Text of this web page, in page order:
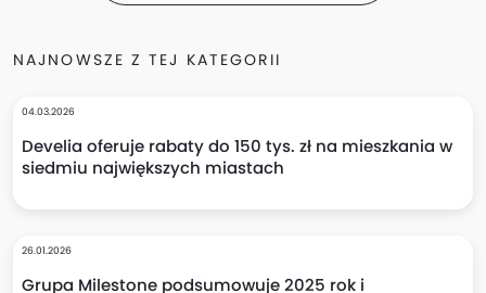
NAJNOWSZE Z TEJ KATEGORII
04.03.2026
Develia oferuje rabaty do 150 tys. zł na mieszkania w
siedmiu największych miastach
26.01.2026
Grupa Milestone podsumowuje 2025 rok i